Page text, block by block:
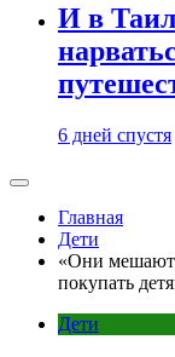
И в
6 дней спустя
Главная
Дети
«Они мешают
покупать
Дети